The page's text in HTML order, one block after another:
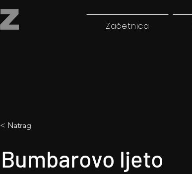
Začetnica
< Natrag
Bumbarovo ljeto